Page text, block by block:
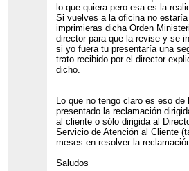
lo que quiera pero esa es la
Si vuelves a la oficina no
imprimieras dicha Orden
director para que la revise y se
si yo fuera tu presentaría una
trato recibido por el director
dicho.
Lo que no tengo claro es eso
presentado la reclamación
al cliente o sólo dirigida al
Servicio de Atención al Cliente
meses en resolver la
Saludos